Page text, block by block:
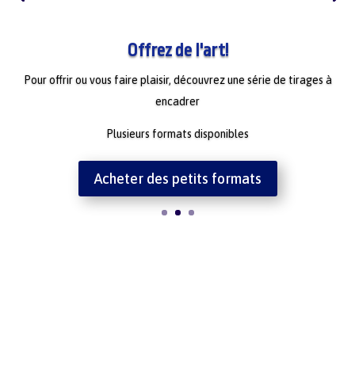
Offrez de l'art!
Pour offrir ou vous faire plaisir, découvrez une série de tirages à
encadrer
Plusieurs formats disponibles
Acheter des petits formats